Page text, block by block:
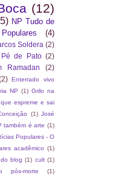
(12)
NP Tudo de
(4)
Soldera (2)
de Pato (2)
Ramadan
(2)
Enterrado vivo
NP (1) Grilo na
espreme e sai
(1) José
também é arte (1)
Populares - O
acadêmico (1)
blog (1) cult (1)
pós-morte
(1)